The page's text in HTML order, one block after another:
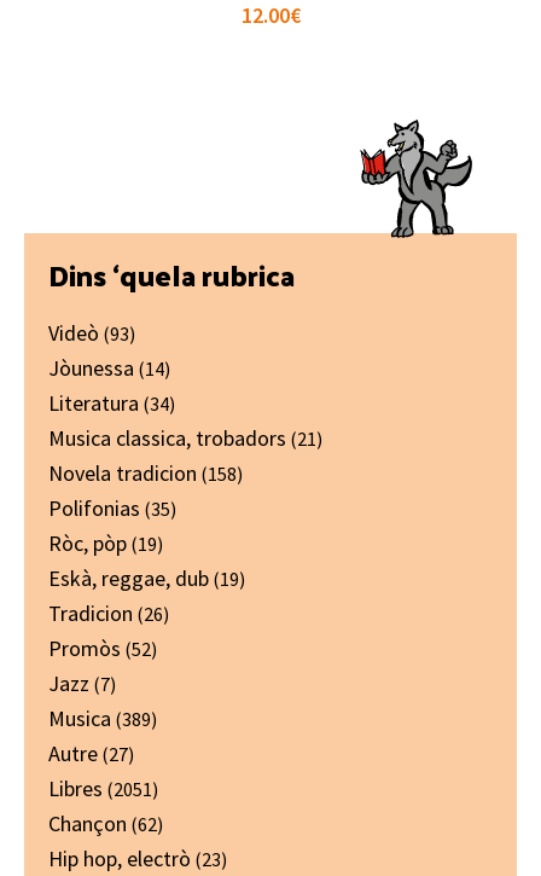
12.00€
Primary
Sidebar
Dins ‘quela rubrica
Videò (93)
Jòunessa (14)
Literatura (34)
Musica classica, trobadors (21)
Novela tradicion (158)
Polifonias (35)
Ròc, pòp (19)
Eskà, reggae, dub (19)
Tradicion (26)
Promòs (52)
Jazz (7)
Musica (389)
Autre (27)
Libres (2051)
Chançon (62)
Hip hop, electrò (23)